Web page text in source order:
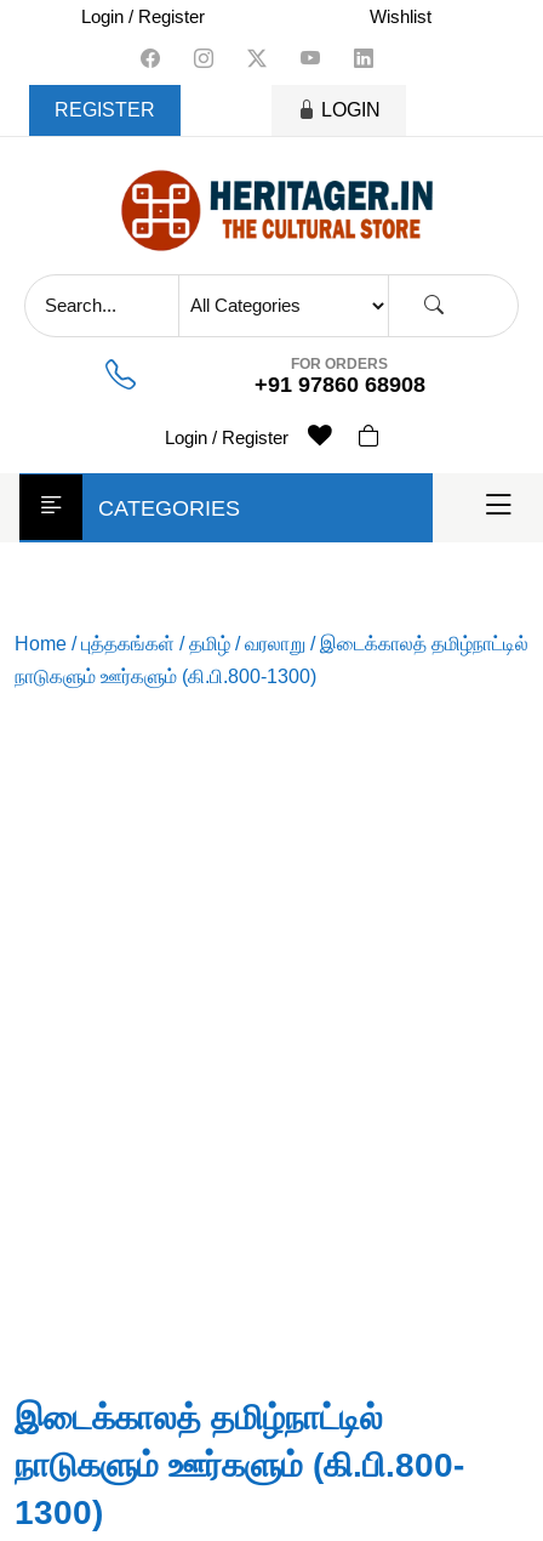
content
Login / Register Wishlist
REGISTER LOGIN
FOR ORDERS
+91 97860 68908
Login / Register
CATEGORIES
Home /புத்தகங்கள் /தமிழ் /வரலாறு / இடைக்காலத் தமிழ்நாட்டில்
நாடுகளும் ஊர்களும் (கி.பி.800-1300)
இடைக்காலத் தமிழ்நாட்டில்
நாடுகளும் ஊர்களும் (கி.பி.800-
1300)